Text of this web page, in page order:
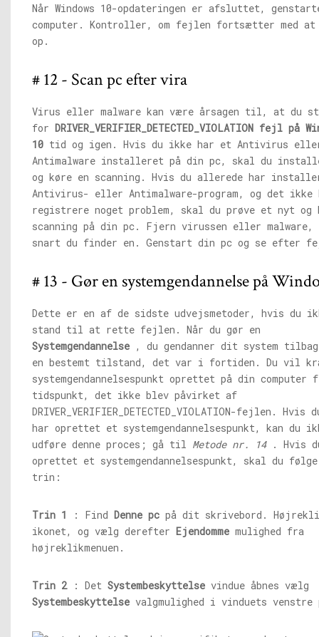
Når Windows 10-opdateringen er afsluttet,
computer. Kontroller, om fejlen fortsætter med at
op.
# 12 - Scan pc efter vira
Virus eller malware kan være årsagen til, at du
for DRIVER_VERIFIER_DETECTED_VIOLATION fejl på
10 tid og igen. Hvis du ikke har et Antivirus
Antimalware installeret på din pc, skal du
og køre en scanning. Hvis du allerede har
Antivirus- eller Antimalware-program, og det ikke
registrere noget problem, skal du prøve et nyt og
scanning på din pc. Fjern virussen eller malware,
snart du finder en. Genstart din pc og se efter
# 13 - Gør en systemgendannelse på
Dette er en af ​​de sidste udvejsmetoder, hvis du
stand til at rette fejlen. Når du gør en
Systemgendannelse , du gendanner dit system
en bestemt tilstand, det var i fortiden. Du vil
systemgendannelsespunkt oprettet på din computer
tidspunkt, det ikke blev påvirket af
DRIVER_VERIFIER_DETECTED_VIOLATION-fejlen. Hvis
har oprettet et systemgendannelsespunkt, kan du
udføre denne proces; gå til Metode nr. 14. Hvis
oprettet et systemgendannelsespunkt, skal du
trin:
Trin 1 : Find Denne pc på dit skrivebord.
ikonet, og vælg derefter Ejendomme mulighed fra
højreklikmenuen.
Trin 2: Det Systembeskyttelse vindue åbnes vælg
Systembeskyttelse valgmulighed i vinduets venstre